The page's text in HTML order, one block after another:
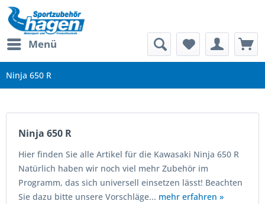
Menü
Ninja 650 R
Ninja 650 R
Hier finden Sie alle Artikel für die Kawasaki Ninja 650 R
Natürlich haben wir noch viel mehr Zubehör im
Programm, das sich universell einsetzen lässt! Beachten
Sie dazu bitte unsere Vorschläge... mehr erfahren »